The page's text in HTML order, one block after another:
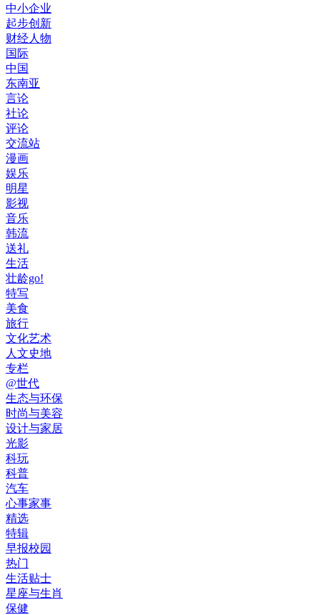
中小企业
起步创新
财经人物
国际
中国
东南亚
言论
社论
评论
交流站
漫画
娱乐
明星
影视
音乐
韩流
送礼
生活
壮龄go!
特写
美食
旅行
文化艺术
人文史地
专栏
@世代
生态与环保
时尚与美容
设计与家居
光影
科玩
科普
汽车
心事家事
精选
特辑
早报校园
热门
生活贴士
星座与生肖
保健